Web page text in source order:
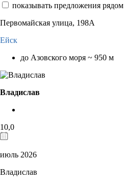
показывать предложения рядом
Первомайская улица, 198А
Ейск
до Азовского моря ~ 950 м
Владислав
10,0
июль 2026
Владислав